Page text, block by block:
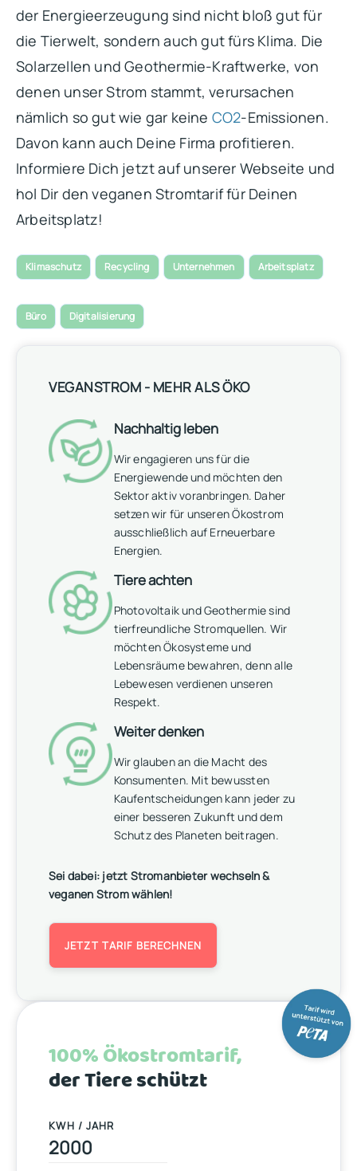
der Energieerzeugung sind nicht bloß gut für
die Tierwelt, sondern auch gut fürs Klima. Die
Solarzellen und Geothermie-Kraftwerke, von
denen unser Strom stammt, verursachen
nämlich so gut wie gar keine CO2-Emissionen.
Davon kann auch Deine Firma profitieren.
Informiere Dich jetzt auf unserer Webseite und
hol Dir den veganen Stromtarif für Deinen
Arbeitsplatz!
Klimaschutz Recycling Unternehmen Arbeitsplatz
Büro Digitalisierung
VEGANSTROM - MEHR ALS ÖKO
Nachhaltig leben
Wir engagieren uns für die
Energiewende und möchten den
Sektor aktiv voranbringen. Daher
setzen wir für unseren Ökostrom
ausschließlich auf Erneuerbare
Energien.
Tiere achten
Photovoltaik und Geothermie sind
tierfreundliche Stromquellen. Wir
möchten Ökosysteme und
Lebensräume bewahren, denn alle
Lebewesen verdienen unseren
Respekt.
Weiter denken
Wir glauben an die Macht des
Konsumenten. Mit bewussten
Kaufentscheidungen kann jeder zu
einer besseren Zukunft und dem
Schutz des Planeten beitragen.
Sei dabei: jetzt Stromanbieter wechseln &
veganen Strom wählen!
JETZT TARIF BERECHNEN
100% Ökostromtarif,
der Tiere schützt
KWH / JAHR